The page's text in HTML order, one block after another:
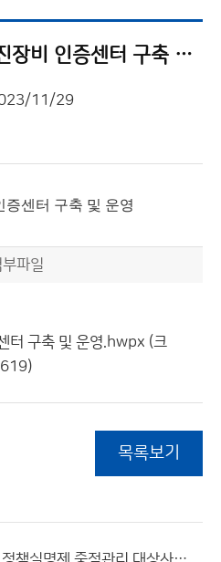
[2023-25] 기상지진장비 인증센터 구축 및 운영
11/29
증센터 구축 및 운영
부파일
터 구축 및 운영.hwpx (크
목록보기